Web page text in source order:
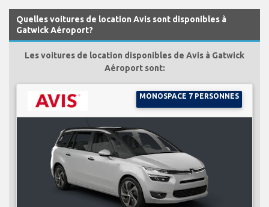
Quelles voitures de location Avis sont disponibles à
Gatwick Aéroport?
Les voitures de location disponibles de Avis à Gatwick
Aéroport sont:
MONOSPACE 7 PERSONNES